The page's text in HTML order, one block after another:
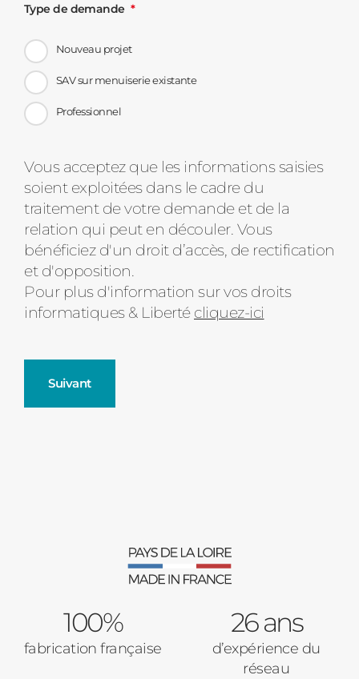
Type de demande
Nouveau projet
SAV sur menuiserie existante
Professionnel
Message
d'état
Vous acceptez que les informations saisies
soient exploitées dans le cadre du
traitement de votre demande et de la
relation qui peut en découler. Vous
bénéficiez d'un droit d’accès, de rectification
et d'opposition.
Pour plus d'information sur vos droits
informatiques & Liberté cliquez-ici
Suivant
Verrière intérieures
Baies Vitrées
Pavillon
100%
fabrication française
26 ans
d’expérience du
réseau